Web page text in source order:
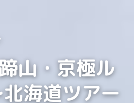
山・京極ル
海道ツアー